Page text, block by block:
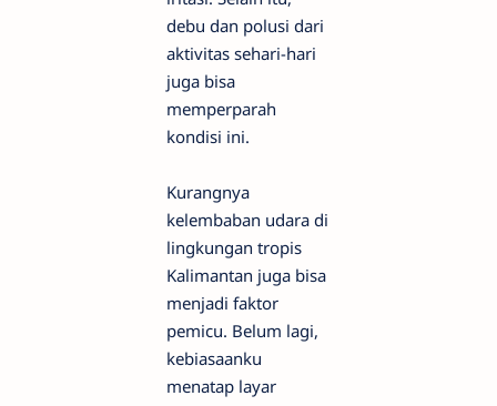
debu dan polusi dari
aktivitas sehari-hari
juga bisa
memperparah
kondisi ini.
Kurangnya
kelembaban udara di
lingkungan tropis
Kalimantan juga bisa
menjadi faktor
pemicu. Belum lagi,
kebiasaanku
menatap layar